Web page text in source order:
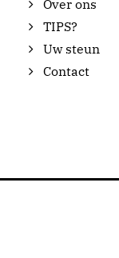
Over ons
TIPS?
Uw steun
Contact